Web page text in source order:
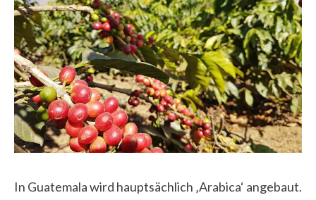
In Guatemala wird hauptsächlich ‚Arabica‘ angebaut.